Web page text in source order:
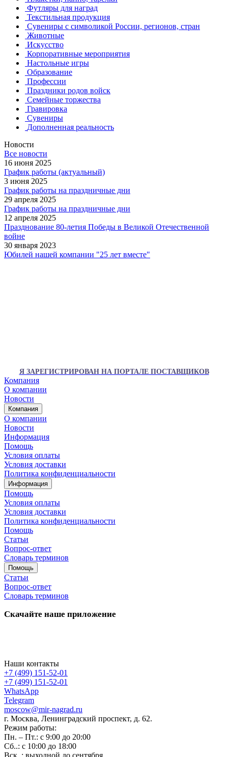
Футляры для наград
Текстильная продукция
Сувениры с символикой России, регионов, стран
Животные
Искусство
Корпоративные мероприятия
Настольные игры
Образование
Профессии
Праздники родов войск
Семейные торжества
Гравировка
Сувениры
Дополненная реальность
Новости
Все новости
16 июня 2025
График работы (актуальный)
3 июня 2025
График работы на праздничные дни
29 апреля 2025
График работы на праздничные дни
12 апреля 2025
Празднование 80-летия Победы в Великой Отечественной
войне
30 января 2023
Юбилей нашей компании "25 лет вместе"
Я ЗАРЕГИСТРИРОВАН НА ПОРТАЛЕ ПОСТАВЩИКОВ
Компания
О компании
Новости
Компания
О компании
Новости
Информация
Помощь
Условия оплаты
Условия доставки
Политика конфиденциальности
Информация
Помощь
Условия оплаты
Условия доставки
Политика конфиденциальности
Помощь
Статьи
Вопрос-ответ
Словарь терминов
Помощь
Статьи
Вопрос-ответ
Словарь терминов
Скачайте наше приложение
Наши контакты
+7 (499) 151-52-01
+7 (499) 151-52-01
WhatsApp
Telegram
moscow@mir-nagrad.ru
г. Москва, Ленинградский проспект, д. 62.
Режим работы:
Пн. – Пт.: с 9:00 до 20:00
Сб..: с 10:00 до 18:00